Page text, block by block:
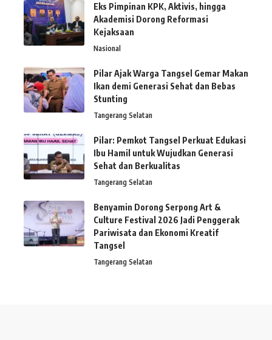
Eks Pimpinan KPK, Aktivis, hingga
Akademisi Dorong Reformasi
Kejaksaan
Nasional
Pilar Ajak Warga Tangsel Gemar Makan
Ikan demi Generasi Sehat dan Bebas
Stunting
Tangerang Selatan
Pilar: Pemkot Tangsel Perkuat Edukasi
Ibu Hamil untuk Wujudkan Generasi
Sehat dan Berkualitas
Tangerang Selatan
Benyamin Dorong Serpong Art &
Culture Festival 2026 Jadi Penggerak
Pariwisata dan Ekonomi Kreatif
Tangsel
Tangerang Selatan